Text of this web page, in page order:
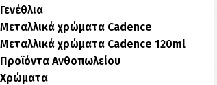
Γενέθλια
Μεταλλικά χρώματα Cadence
Μεταλλικά χρώματα Cadence 120ml
Προϊόντα Ανθοπωλείου
Χρώματα